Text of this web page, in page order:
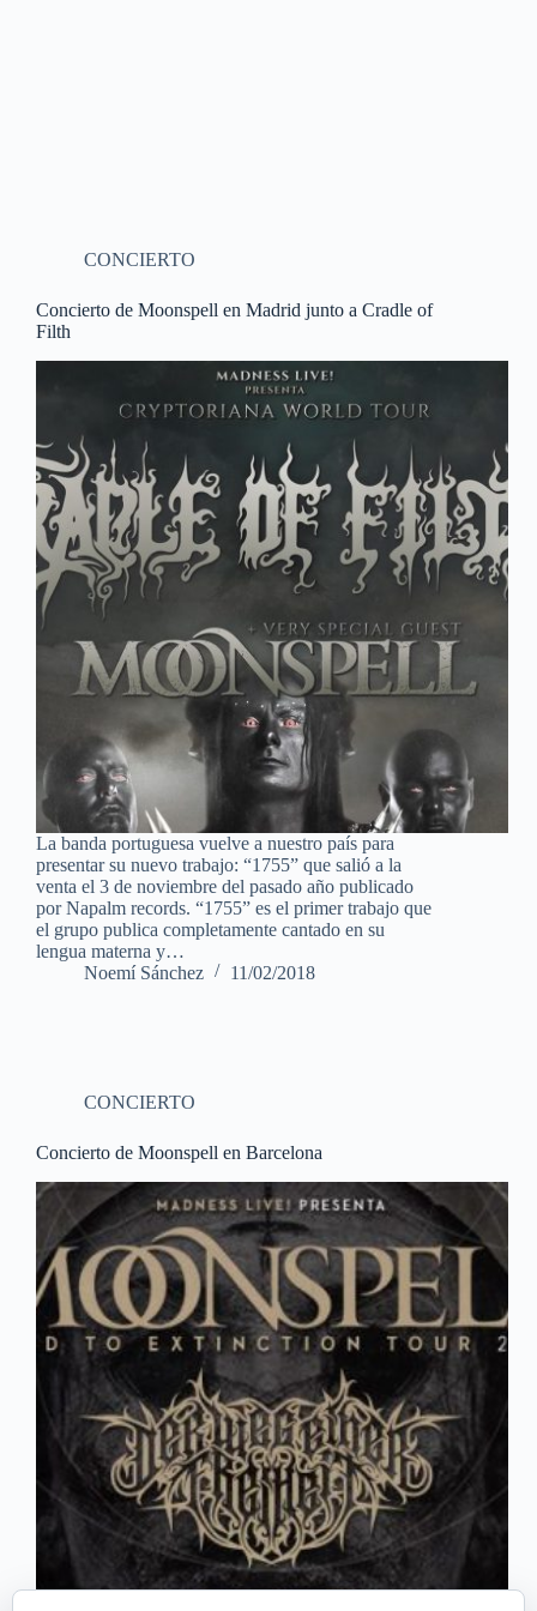
CONCIERTO
Concierto de Moonspell en Madrid junto a Cradle of
Filth
La banda portuguesa vuelve a nuestro país para
presentar su nuevo trabajo: “1755” que salió a la
venta el 3 de noviembre del pasado año publicado
por Napalm records. “1755” es el primer trabajo que
el grupo publica completamente cantado en su
lengua materna y…
Noemí Sánchez
11/02/2018
CONCIERTO
Concierto de Moonspell en Barcelona